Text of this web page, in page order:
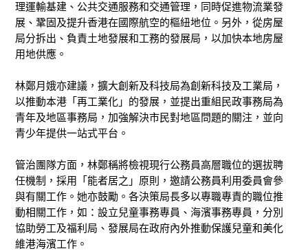
理運輸基建、公共交通服務和交通管理，同時促進物流業發
展、鞏固及提升香港在國際航空的樞紐地位。另外，從房屋
局分拆出、負責土地發展和工務的發展局，以加快本地房屋
用地供應。
林鄭月娥亦建議，擴大創新及科技局為創新科技及工業局，
以推動本港「再工業化」的發展，並提出重組民政事務局為
青年及地區事務局，加強解決市民對地區問題的關注，並向
青少年提供一站式平台。
管治團隊方面，林鄭稱將檢視現行公務員高層職位的選拔聘
任機制，採用「能者居之」原則，邀請公務員利用委員會參
與有關工作。她亦鼓勵。各決策局長多以專職專責的職位推
動相關工作，如：設立兒童事務專員、海濱事務專員，分別
協助勞工及福利局、發展局在政府內外推動保護兒童和美化
維港海濱工作。